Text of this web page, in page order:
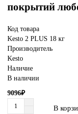
покрытий
Код товара
Kesto 2 PLUS 18 кг
Производитель
Kesto
Наличие
В наличии
9096₽
В